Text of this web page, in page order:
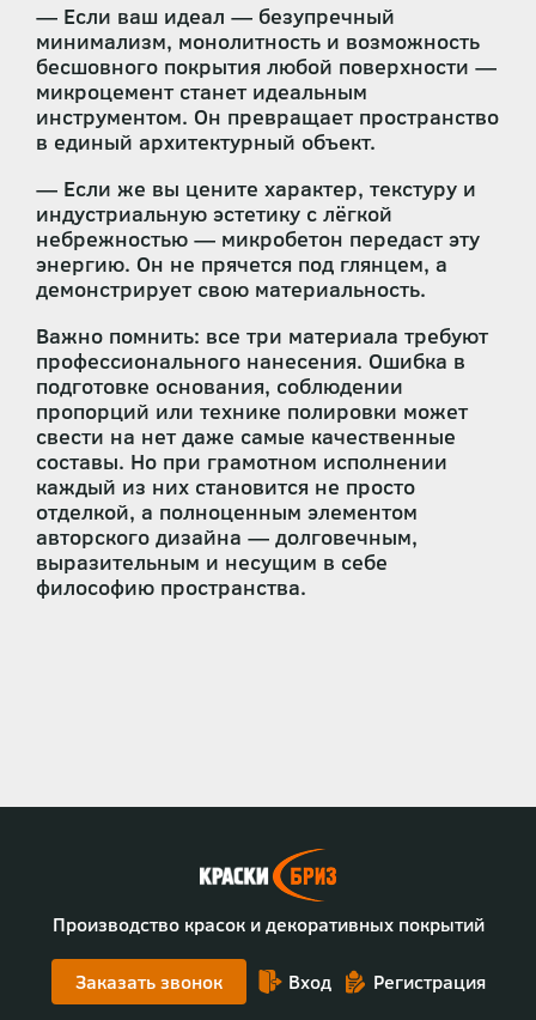
— Если ваш идеал — безупречный
минимализм, монолитность и возможность
бесшовного покрытия любой поверхности —
микроцемент станет идеальным
инструментом. Он превращает пространство
в единый архитектурный объект.
— Если же вы цените характер, текстуру и
индустриальную эстетику с лёгкой
небрежностью — микробетон передаст эту
энергию. Он не прячется под глянцем, а
демонстрирует свою материальность.
Важно помнить: все три материала требуют
профессионального нанесения. Ошибка в
подготовке основания, соблюдении
пропорций или технике полировки может
свести на нет даже самые качественные
составы. Но при грамотном исполнении
каждый из них становится не просто
отделкой, а полноценным элементом
авторского дизайна — долговечным,
выразительным и несущим в себе
философию пространства.
Производство красок и декоративных покрытий
Заказать звонок Вход Регистрация